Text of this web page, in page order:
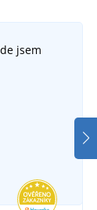
jsem